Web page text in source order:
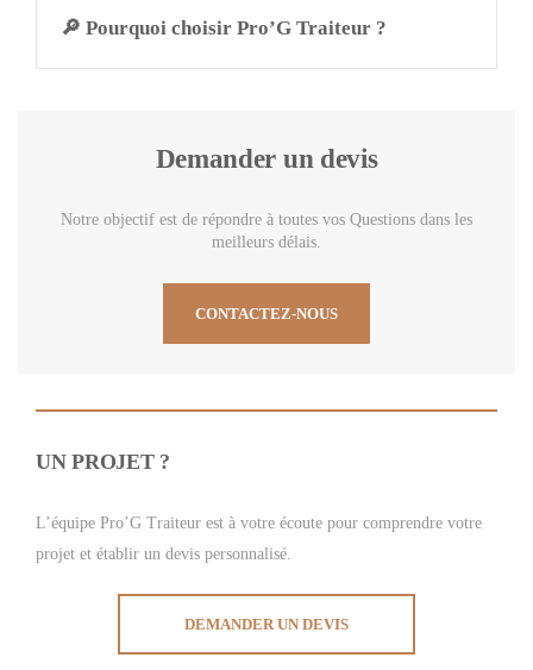
🔎 Pourquoi choisir Pro’G Traiteur ?
Demander un devis
Notre objectif est de répondre à toutes vos Questions dans les
meilleurs délais.
CONTACTEZ-NOUS
UN PROJET ?
L’équipe Pro’G Traiteur est à votre écoute pour comprendre votre
projet et établir un devis personnalisé.
DEMANDER UN DEVIS